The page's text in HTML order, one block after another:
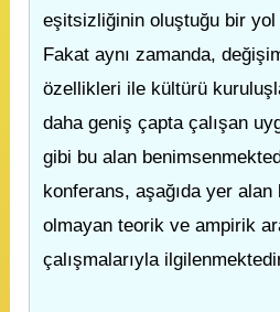
eşitsizliğinin oluştuğu bir yol
Fakat aynı zamanda,
özellikleri ile kültürü
daha geniş çapta çalışan
gibi bu alan
konferans, aşağıda yer alan
olmayan teorik ve ampirik
çalışmalarıyla